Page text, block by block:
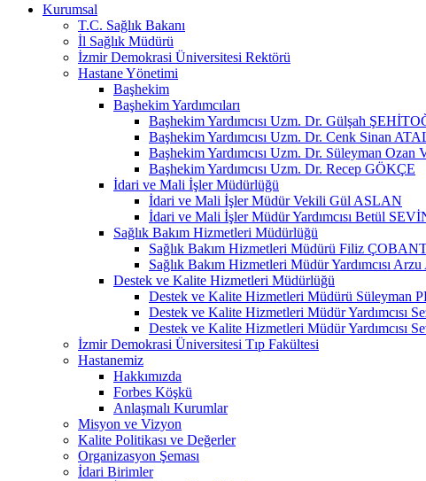
Kurumsal
T.C. Sağlık Bakanı
İl Sağlık Müdürü
İzmir Demokrasi Üniversitesi Rektörü
Hastane Yönetimi
Başhekim
Başhekim Yardımcıları
Başhekim Yardımcısı Uzm. Dr. Gülşah
Başhekim Yardımcısı Uzm. Dr. Cenk Sinan
Başhekim Yardımcısı Uzm. Dr. Süleyman Ozan
Başhekim Yardımcısı Uzm. Dr. Recep GÖKÇE
İdari ve Mali İşler Müdürlüğü
İdari ve Mali İşler Müdür Vekili Gül ASLAN
İdari ve Mali İşler Müdür Yardımcısı Betül
Sağlık Bakım Hizmetleri Müdürlüğü
Sağlık Bakım Hizmetleri Müdürü Filiz
Sağlık Bakım Hizmetleri Müdür Yardımcısı
Destek ve Kalite Hizmetleri Müdürlüğü
Destek ve Kalite Hizmetleri Müdürü Süleyman
Destek ve Kalite Hizmetleri Müdür Yardımcısı
Destek ve Kalite Hizmetleri Müdür
İzmir Demokrasi Üniversitesi Tıp Fakültesi
Hastanemiz
Hakkımızda
Forbes Köşkü
Anlaşmalı Kurumlar
Misyon ve Vizyon
Kalite Politikası ve Değerler
Organizasyon Şeması
İdari Birimler